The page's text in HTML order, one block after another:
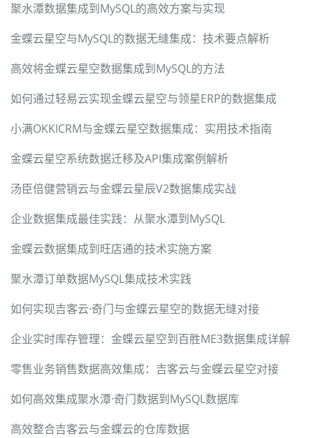
聚水潭数据集成到MySQL的高效方案与实现
金蝶云星空与MySQL的数据无缝集成：技术要点解析
高效将金蝶云星空数据集成到MySQL的方法
如何通过轻易云实现金蝶云星空与领星ERP的数据集成
小满OKKICRM与金蝶云星空数据集成：实用技术指南
金蝶云星空系统数据迁移及API集成案例解析
汤臣倍健营销云与金蝶云星辰V2数据集成实战
企业数据集成最佳实践：从聚水潭到MySQL
金蝶云数据集成到旺店通的技术实施方案
聚水潭订单数据MySQL集成技术实践
如何实现吉客云·奇门与金蝶云星空的数据无缝对接
企业实时库存管理：金蝶云星空到百胜ME3数据集成详解
零售业务销售数据高效集成：吉客云与金蝶云星空对接
如何高效集成聚水潭·奇门数据到MySQL数据库
高效整合吉客云与金蝶云的仓库数据